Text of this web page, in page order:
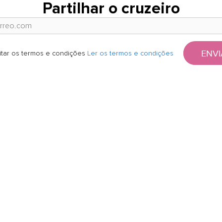
Partilhar o cruzeiro
os termos e condições Ler os termos e condições